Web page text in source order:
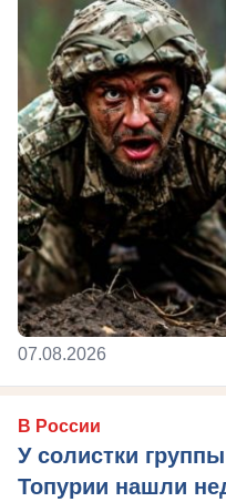
07.08.2026
В России
У солистки
Топурии нашли